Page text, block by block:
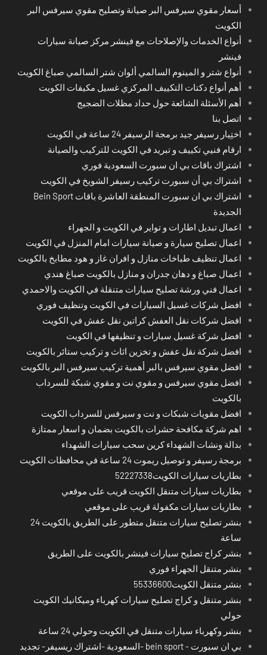
أسعار مقوي سيرفس البر صيانة وتصليح مقوي سيرفس البر
الكويت
أنواع الخدمات والإصلاحات مع فينشر مركز صيانة سيارات
فينشر
أنواع شتر و المينوم السالمي ألوان شتر السالمي صباغ الكويت
أهم أنواع دكتات التكييف المركزي غسيل مكيفات الكويت
أهم الأسئلة الشائعة حول حداد مظلات الضجيج
اتصل بنا
اختِيار رسيفر جيد برمجة الرسيفر 24 ساعة في الكويت
ارقام فنيي تكييف و تبريد في الكويت للتركيب والصيانة
اشتراك باقات بي ان سبورت السعودية فوري
اشتراك بي أن سبورت تركيب رسيفر الشويخ في الكويت
اشتراك بي ان سبورت المنطقة العاشرة باقات Bein Sport
الجديدة
اعمال تبديل اطارات و تواير في الكويت و الجهراء
اعمال تصليح سيارة و صيانة سيارات امام المنزل في الكويت
اعمال تنظيف طباخات منازل و افران غاز و هود مطابخ بالكويت
اعمال صباغ و دهان جدران و منازل بالكويت صباغ هندي
اعمال فني ورشة تصليح سيارات متنقلة في الكويت والاحمدي
افضل شركات غسيل السيارات في الكويت وتنظيف فوري
افضل شركات نقل العفش كراتين نقل عفش في الكويت
افضل شركة غسيل سيارات و تنظيفها في الكويت
افضل شركة نقل عفش و تخزين اثاث و تركيب ستائر بالكويت
افضل مقوي سيرفس بالبر أهمية تركيب سيرفس البر بالكويت
افضل مقوي سيرفس و مقوي نت و مقوي شبكة للسرداب
بالكويت
افضل مقويات شبكات و نت و سيرفس للسرداب الكويت
اهم شركة مكافحة حشرات بالكويت بضمان و اسعار ممتازة
بدالة ونشات الشهداء كرين سحب سيارات الشهداء
برمجة رسيفر و توصيل ريموت 24 ساعة في محافظات الكويت
بطاريات سيارات الكويت52227338
بطاريات سيارات متنقل الكويت قريب على موقعي
بطاريات سيارات مكفولة قريب على موقعي
بنشر تصليح سيارات متنقل متطور على الطريق بالكويت 24
ساعة
بنشر كراج تصليح سيارات فينشر بالكويت على الطريق
بنشر متنقل الجهراء فوري
بنشر متنقل الكويت55336600
بنشر متنقل و كراج تصليح سيارات كهرباء وميكانيك الكويت
حولي
بنشر وكهرباء سيارات متنقل في الكويت وحولي 24 ساعة
بي ان سبورت - bein sport -السعودية -اشتراك ريسيفر- تجديد